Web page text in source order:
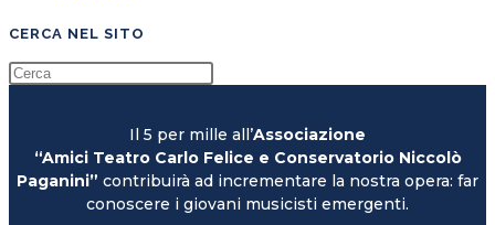
CERCA NEL SITO
Il 5 per mille all’Associazione
“Amici Teatro Carlo Felice e Conservatorio Niccolò
Paganini” contribuirà ad incrementare la nostra opera: far
conoscere i giovani musicisti emergenti.